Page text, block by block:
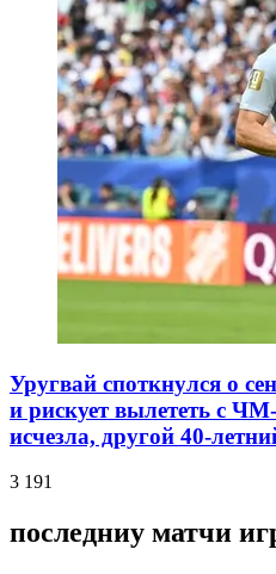
Уругвай споткнулся о
и рискует вылететь с
исчезла, другой 40-
3 191
последниу матчи